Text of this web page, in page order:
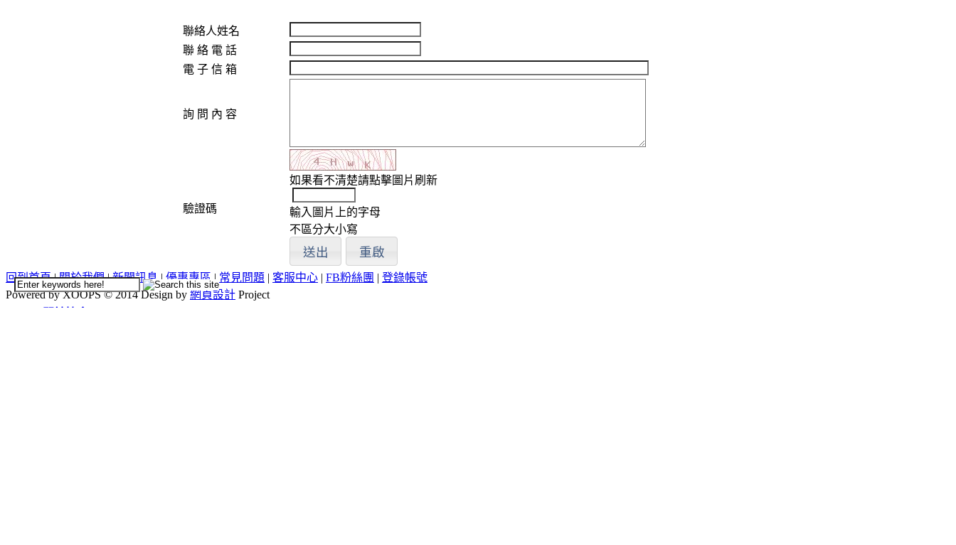
聯絡人姓名
聯 絡 電 話
電 子 信 箱
詢 問 內 容
驗證碼
如果看不清楚請點擊圖片刷新
輸入圖片上的字母
不區分大小寫
回到首頁|關於我們|新聞訊息 | 優惠專區 | 常見問題 | 客服中心 | FB粉絲團 | 登錄帳號
Powered by XOOPS © 2014 Design by 網頁設計 Project